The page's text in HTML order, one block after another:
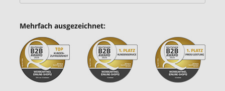
Mehrfach ausgezeichnet: